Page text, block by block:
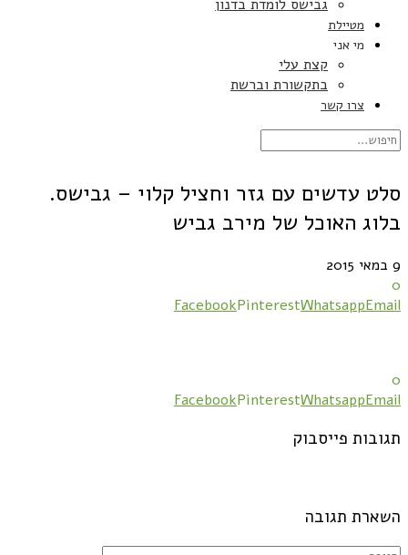
גבישס לומדת בדנון
מטיילת
מי אני
קצת עלי
בתקשורת וברשת
צרו קשר
סלט עדשים עם גזר וחציל קלוי – גבישס.
בלוג האוכל של מירב גביש
9 במאי 2015
0
FacebookPinterestWhatsappEmail
0
FacebookPinterestWhatsappEmail
תגובות פייסבוק
השארת תגובה